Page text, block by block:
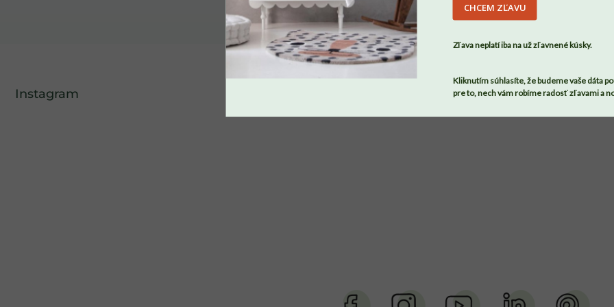
Instagram
CHCEM ZĽAVU
Zľava neplatí iba na už zľavnené kúsky.
Kliknutím súhlasíte, že budeme vaše dáta
pre to, nech vám robíme radosť zľavami a